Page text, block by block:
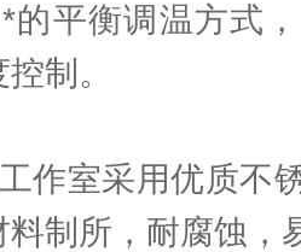
衡调温方式，
制。
室采用优质不锈
料制所，耐腐蚀，